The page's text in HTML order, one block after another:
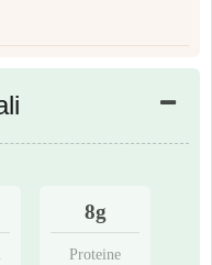
8g
Proteine